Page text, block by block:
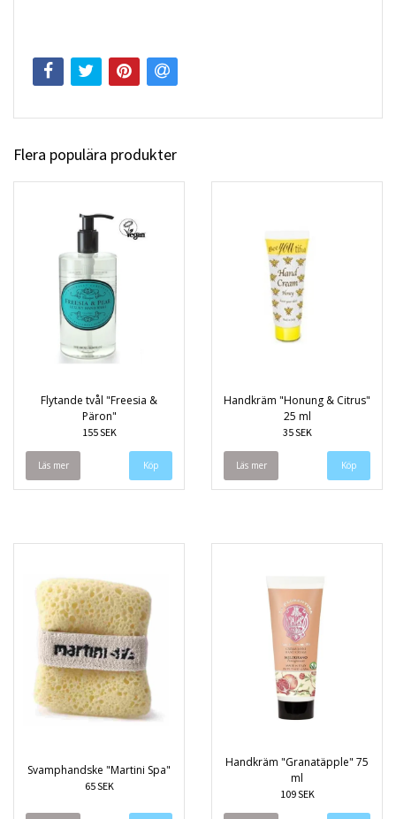
Flera populära produkter
Flytande tvål "Freesia &
Päron"
155 SEK
Läs mer
Handkräm "Honung & Citrus"
25 ml
35 SEK
Läs mer
Svamphandske "Martini Spa"
65 SEK
Handkräm "Granatäpple" 75
ml
109 SEK